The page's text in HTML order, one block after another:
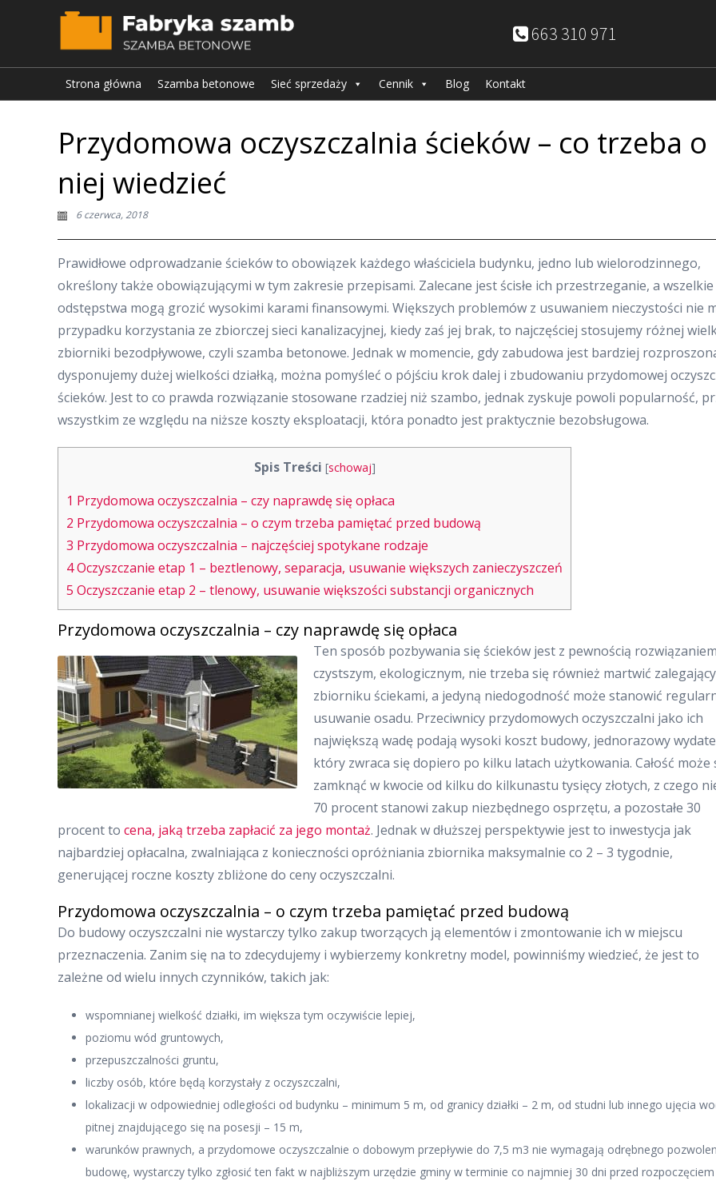
663 310 971
Strona główna Szamba betonowe Sieć sprzedaży Cennik Blog Kontakt
Przydomowa oczyszczalnia ścieków – co trzeba o
niej wiedzieć
6 czerwca, 2018
Prawidłowe odprowadzanie ścieków to obowiązek każdego właściciela budynku, jedno lub wielorodzinnego,
określony także obowiązującymi w tym zakresie przepisami. Zalecane jest ścisłe ich przestrzeganie, a wszelkie
odstępstwa mogą grozić wysokimi karami finansowymi. Większych problemów z usuwaniem nieczystości nie
przypadku korzystania ze zbiorczej sieci kanalizacyjnej, kiedy zaś jej brak, to najczęściej stosujemy różnej
zbiorniki bezodpływowe, czyli szamba betonowe. Jednak w momencie, gdy zabudowa jest bardziej
dysponujemy dużej wielkości działką, można pomyśleć o pójściu krok dalej i zbudowaniu przydomowej
ścieków. Jest to co prawda rozwiązanie stosowane rzadziej niż szambo, jednak zyskuje powoli popularność,
wszystkim ze względu na niższe koszty eksploatacji, która ponadto jest praktycznie bezobsługowa.
Spis Treści [schowaj]
1 Przydomowa oczyszczalnia – czy naprawdę się opłaca
2 Przydomowa oczyszczalnia – o czym trzeba pamiętać przed budową
3 Przydomowa oczyszczalnia – najczęściej spotykane rodzaje
4Oczyszczanie etap 1 – beztlenowy, separacja, usuwanie większych zanieczyszczeń
5 Oczyszczanie etap 2 – tlenowy, usuwanie większości substancji organicznych
Przydomowa oczyszczalnia – czy naprawdę się opłaca
Ten sposób pozbywania się ścieków jest z pewnością rozwiązaniem
czystszym, ekologicznym, nie trzeba się również martwić
zbiorniku ściekami, a jedyną niedogodność może stanowić
usuwanie osadu. Przeciwnicy przydomowych oczyszczalni jako ich
największą wadę podają wysoki koszt budowy, jednorazowy
który zwraca się dopiero po kilku latach użytkowania. Całość może
zamknąć w kwocie od kilku do kilkunastu tysięcy złotych, z czego
70 procent stanowi zakup niezbędnego osprzętu, a pozostałe 30
procent to cena, jaką trzeba zapłacić za jego montaż. Jednak w dłuższej perspektywie jest to inwestycja jak
najbardziej opłacalna, zwalniająca z konieczności opróżniania zbiornika maksymalnie co 2 – 3 tygodnie,
generującej roczne koszty zbliżone do ceny oczyszczalni.
Przydomowa oczyszczalnia – o czym trzeba pamiętać przed budową
Do budowy oczyszczalni nie wystarczy tylko zakup tworzących ją elementów i zmontowanie ich w miejscu
przeznaczenia. Zanim się na to zdecydujemy i wybierzemy konkretny model, powinniśmy wiedzieć, że jest to
zależne od wielu innych czynników, takich jak:
wspomnianej wielkość działki, im większa tym oczywiście lepiej,
poziomu wód gruntowych,
przepuszczalności gruntu,
liczby osób, które będą korzystały z oczyszczalni,
lokalizacji w odpowiedniej odległości od budynku – minimum 5 m, od granicy działki – 2 m, od studni lub innego ujęcia
pitnej znajdującego się na posesji – 15 m,
warunków prawnych, a przydomowe oczyszczalnie o dobowym przepływie do 7,5 m3 nie wymagają odrębnego
budowę, wystarczy tylko zgłosić ten fakt w najbliższym urzędzie gminy w terminie co najmniej 30 dni przed rozpoczęciem